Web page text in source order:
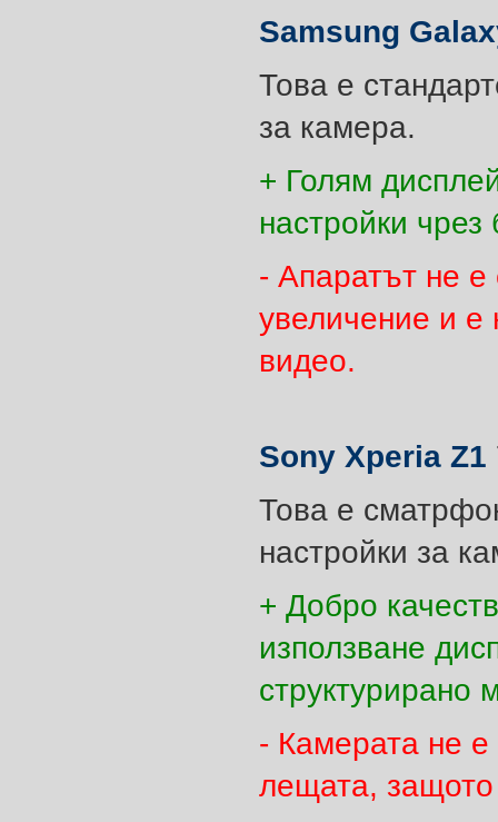
Samsung
Това е
за камера.
+ Голям
настройки
- Апаратът не
увеличение и е
видео.
Sony Xperia Z1
Това е
настройки за
+ Добро
използване
структурирано
- Камерата не е
лещата,